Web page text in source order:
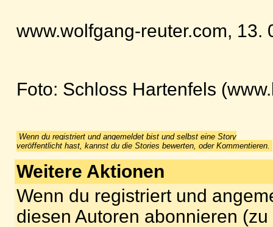
www.wolfgang-reuter.com, 13.
Foto: Schloss Hartenfels
Wenn du registriert und angemeldet bist und selbst eine Story
veröffentlicht hast, kannst du die Stories bewerten, oder Kommentieren.
Weitere Aktionen
Wenn du registriert und
diesen Autoren abonnieren